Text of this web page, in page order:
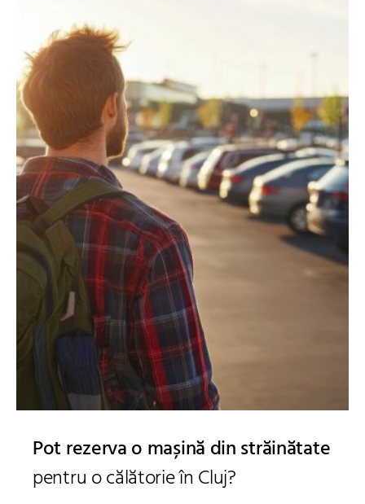
Pot rezerva o mașină din străinătate
pentru o călătorie în Cluj?